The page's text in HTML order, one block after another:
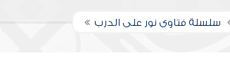
سلسلة فتاوى نور على الدرب